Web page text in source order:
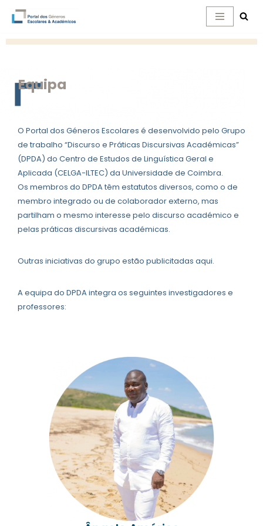
para
Equipa
O Portal dos Géneros Escolares é desenvolvido pelo Grupo
de trabalho “Discurso e Práticas Discursivas Académicas”
(DPDA) do Centro de Estudos de Linguística Geral e
Aplicada (CELGA-ILTEC) da Universidade de Coimbra.
Os membros do DPDA têm estatutos diversos, como o de
membro integrado ou de colaborador externo, mas
partilham o mesmo interesse pelo discurso académico e
pelas práticas discursivas académicas.
Outras iniciativas do grupo estão publicitadas aqui.
A equipa do DPDA integra os seguintes investigadores e
professores: